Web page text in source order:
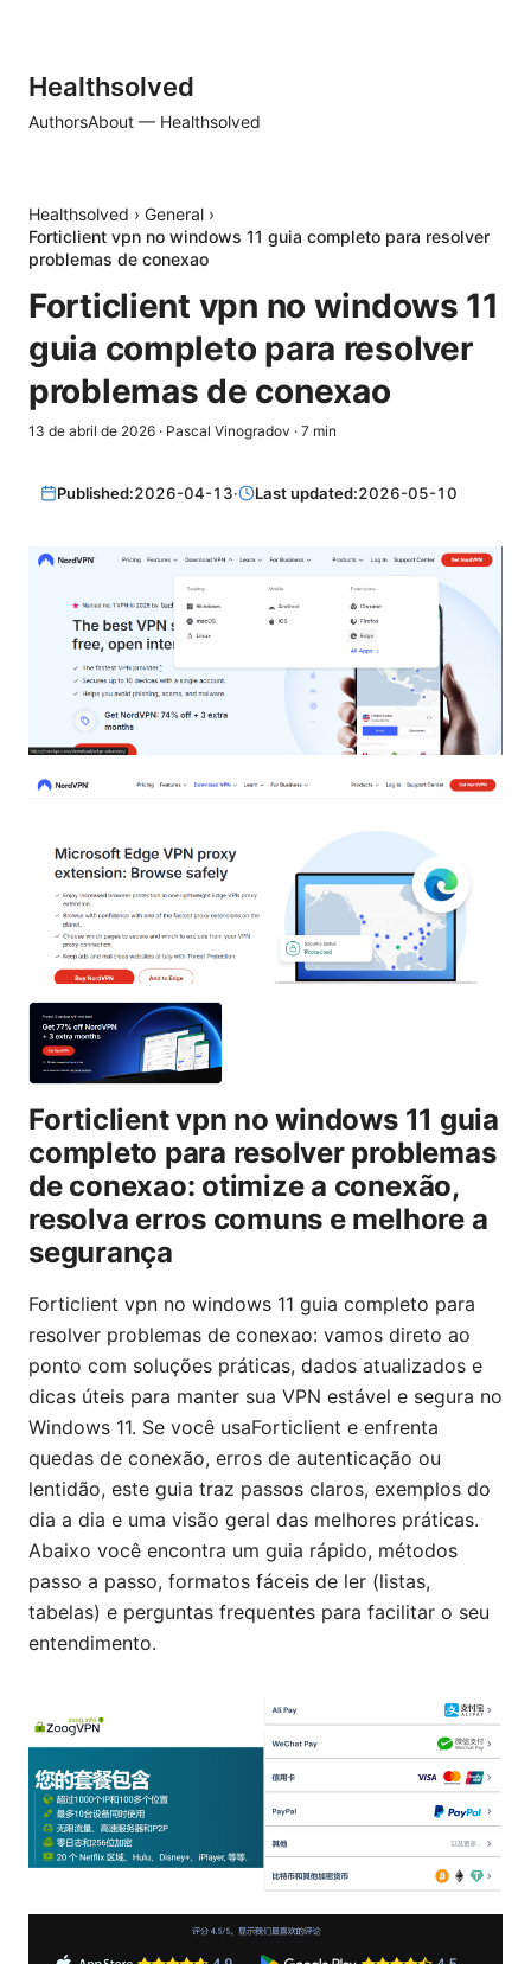
Healthsolved
AuthorsAbout — Healthsolved
Healthsolved › General ›
Forticlient vpn no windows 11 guia completo para resolver
problemas de conexao
Forticlient vpn no windows 11
guia completo para resolver
problemas de conexao
13 de abril de 2026 · Pascal Vinogradov · 7 min
Published:2026-04-13· Last updated:2026-05-10
Forticlient vpn no windows 11 guia
completo para resolver problemas
de conexao: otimize a conexão,
resolva erros comuns e melhore a
segurança
Forticlient vpn no windows 11 guia completo para
resolver problemas de conexao: vamos direto ao
ponto com soluções práticas, dados atualizados e
dicas úteis para manter sua VPN estável e segura no
Windows 11. Se você usaForticlient e enfrenta
quedas de conexão, erros de autenticação ou
lentidão, este guia traz passos claros, exemplos do
dia a dia e uma visão geral das melhores práticas.
Abaixo você encontra um guia rápido, métodos
passo a passo, formatos fáceis de ler (listas,
tabelas) e perguntas frequentes para facilitar o seu
entendimento.